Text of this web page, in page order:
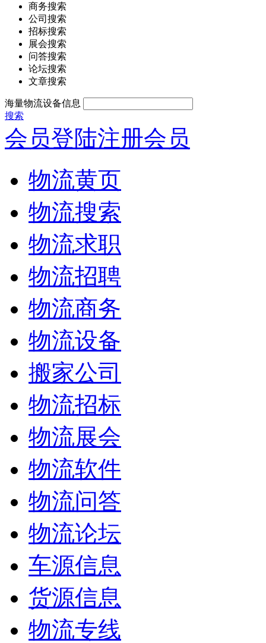
商务搜索
公司搜索
招标搜索
展会搜索
问答搜索
论坛搜索
文章搜索
海量物流设备信息
搜索
会员登陆注册会员
物流黄页
物流搜索
物流求职
物流招聘
物流商务
物流设备
搬家公司
物流招标
物流展会
物流软件
物流问答
物流论坛
车源信息
货源信息
物流专线